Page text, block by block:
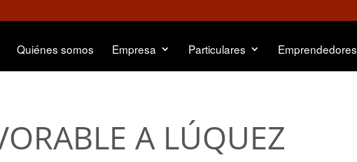
Quiénes somos Empresa Particulares Emprendedores
A LÚQUEZ